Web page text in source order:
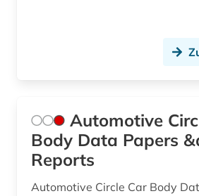
(1)
informationssicherheit (1)
Automotive
Body Data Papers
Reports
Automotive Circle Car Body